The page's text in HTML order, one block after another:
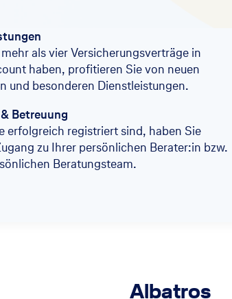
als vier Versicherungsverträge in
haben, profitieren Sie von neuen
und besonderen Dienstleistungen.
Betreuung
erfolgreich registriert sind, haben Sie
zu Ihrer persönlichen Berater:in bzw.
Beratungsteam.
Albatros